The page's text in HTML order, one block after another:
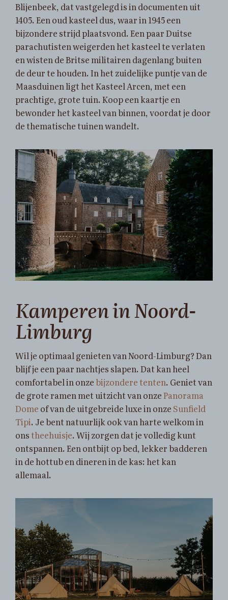
Blijenbeek, dat vastgelegd is in documenten uit
1405. Een oud kasteel dus, waar in 1945 een
bijzondere strijd plaatsvond. Een paar Duitse
parachutisten weigerden het kasteel te verlaten
en wisten de Britse militairen dagenlang buiten
de deur te houden. In het zuidelijke puntje van de
Maasduinen ligt het Kasteel Arcen, met een
prachtige, grote tuin. Koop een kaartje en
bewonder het kasteel van binnen, voordat je door
de thematische tuinen wandelt.
Kamperen in Noord-
Limburg
Wil je optimaal genieten van Noord-Limburg? Dan
blijf je een paar nachtjes slapen. Dat kan heel
comfortabel in onzebijzondere tenten. Geniet van
de grote ramen met uitzicht van onzePanorama
Dome of van de uitgebreide luxe in onzeSunfield
Tipi. Je bent natuurlijk ook van harte welkom in
ons theehuisje. Wij zorgen dat je volledig kunt
ontspannen. Een ontbijt op bed, lekker badderen
in de hottub en dineren in de kas: het kan
allemaal.